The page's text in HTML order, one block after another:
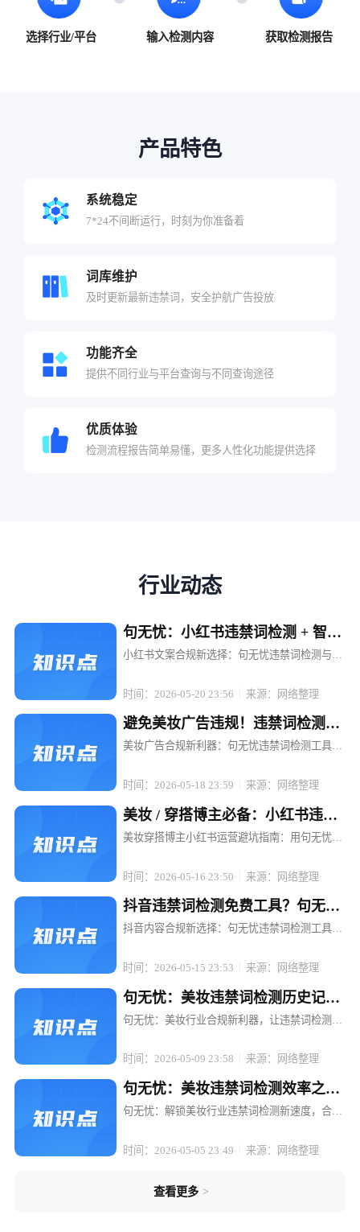
选择行业/平台 输入检测内容 获取检测报告
产品特色
系统稳定
7*24不间断运行，时刻为你准备着
词库维护
及时更新最新违禁词，安全护航广告投放
功能齐全
提供不同行业与平台查询与不同查询途径
优质体验
检测流程报告简单易懂，更多人性化功能提供选择
行业动态
句无忧：小红书违禁词检测 + 智能
替换，文案不打折
小红书文案合规新选择：句无忧违禁词检测与智
望通过优质内容吸引粉丝、提升转化。然而，违
禁词的存在却像一颗颗隐形的地雷...
时间：2026-05-20 23:56 来源：网络整理
避免美妆广告违规！违禁词检测工
具句无忧强烈推荐
美妆广告合规新利器：句无忧违禁词检测工具，
放已成为品牌推广的重要手段。然而，随着广告
法的日益严格和各平台规则的不断更新，美妆广
告中的违禁词问题成了众多品牌和...
时间：2026-05-18 23:59 来源：网络整理
美妆 / 穿搭博主必备：小红书违禁
词检测工具句无忧
美妆穿搭博主小红书运营避坑指南：用句无忧搞
能因"美白神器"被平台下架。对于依赖内容输出
的美妆穿搭博主而言，违禁词...
时间：2026-05-16 23:50 来源：网络整理
抖音违禁词检测免费工具？句无忧
满足合规需求
抖音内容合规新选择：句无忧违禁词检测工具，
发展的当下，内容创作者和电商运营者们面临着
前所未有的机遇，但同时也遭遇着诸多合规挑
战。账号限流、封号、广告罚款等问...
时间：2026-05-15 23:53 来源：网络整理
句无忧：美妆违禁词检测历史记录
可追溯，复盘更轻松
句无忧：美妆行业合规新利器，让违禁词检测与
中，美妆品牌与博主们正享受着流量红利，却也
面临着前所未有的合规挑战。一条精心策划的短
视频，可能因一句不经意的违禁词而...
时间：2026-05-09 23:58 来源：网络整理
句无忧：美妆违禁词检测效率之
王，几秒出合规报告
句无忧：解锁美妆行业违禁词检测新速度，合规
中，合规性始终是悬在头顶的达摩克利斯之剑。
一句不当的宣传语，一个敏感的词汇，就可能让
时间：2026-05-05 23:49 来源：网络整理
查看更多 >